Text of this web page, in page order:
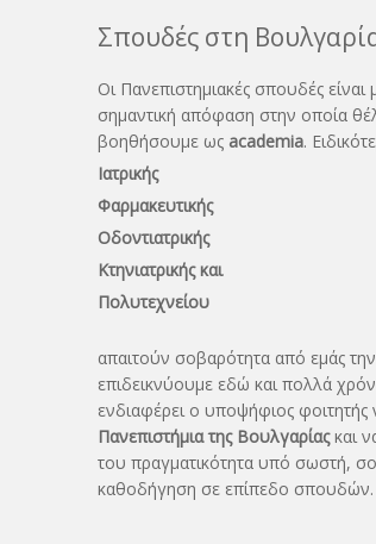
Σπουδές στη
Οι Πανεπιστημιακές σπουδές είναι
σημαντική απόφαση στην οποία
βοηθήσουμε ως academia.
Ιατρικής
Φαρμακευτικής
Οδοντιατρικής
Κτηνιατρικής και
Πολυτεχνείου
απαιτούν σοβαρότητα από εμάς
επιδεικνύουμε εδώ και πολλά
ενδιαφέρει ο υποψήφιος
Πανεπιστήμια της Βουλγαρίαςκαι
του πραγματικότητα υπό σωστή,
καθοδήγηση σε επίπεδο σπουδών.